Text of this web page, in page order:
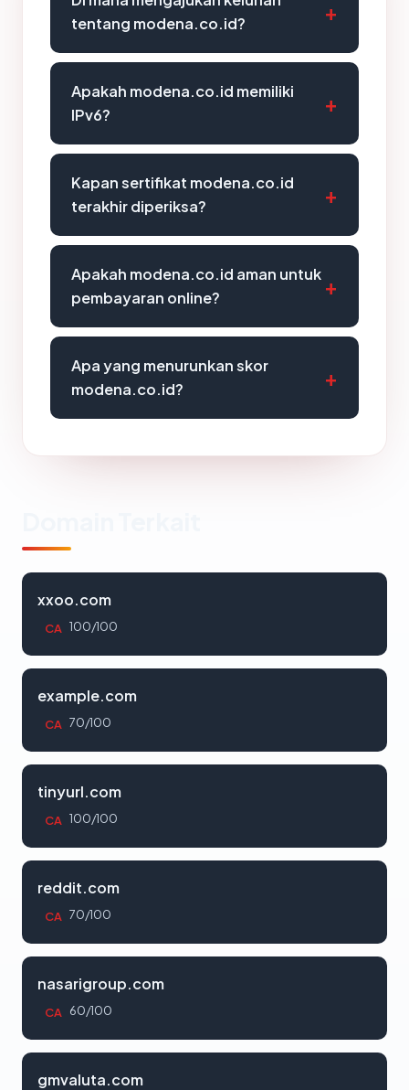
tentang modena.co.id?
Apakah modena.co.id memiliki
IPv6?
Kapan sertifikat modena.co.id
terakhir diperiksa?
Apakah modena.co.id aman untuk
pembayaran online?
Apa yang menurunkan skor
modena.co.id?
xxoo.com
CA 100/100
example.com
CA 70/100
tinyurl.com
CA 100/100
reddit.com
CA 70/100
nasarigroup.com
CA 60/100
gmvaluta.com